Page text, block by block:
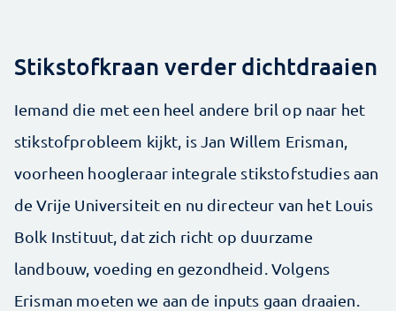
Stikstofkraan verder dichtdraaien
Iemand die met een heel andere bril op naar het
stikstofprobleem kijkt, is Jan Willem Erisman,
voorheen hoogleraar integrale stikstofstudies aan
de Vrije Universiteit en nu directeur van het Louis
Bolk Instituut, dat zich richt op duurzame
landbouw, voeding en gezondheid. Volgens
Erisman moeten we aan de inputs gaan draaien.